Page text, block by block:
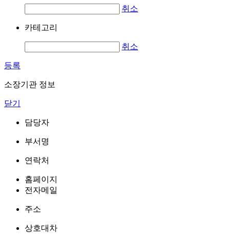
취소
카테고리
취소
등록
소장기관 정보
닫기
담당자
부서명
연락처
홈페이지
전자메일
주소
상호대차